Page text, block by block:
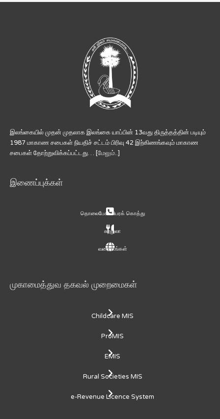
இலங்கையில் முதன் முதலாக இலங்கை யாப்பின் 13வது திருத்தத்தின் படியும்
1987 மாகாண சபைகள் நியதிச் சட்டம் பிரிவு 42 இற்கிணங்கவும் மாகாண
சபைகள் தோற்றுவிக்கப்பட்டது… [மேலும்..]
இணைப்புக்கள்
தொலைபேசி விபரக் கொத்து
சுற்றுலா
வரைபடங்கள்
முகாமைத்துவ தகவல் முறைமைகள்
Childcare MIS
ProMIS
EMIS
Rural Societies MIS
e-Revenue Licence System